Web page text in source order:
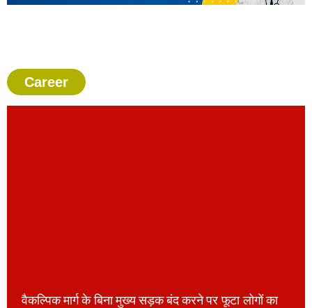
Career
वैकल्पिक मार्ग के बिना मुख्य सड़क बंद करने पर फूटा लोगों का